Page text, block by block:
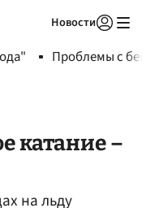
Новости
Проблемы с
катание –
на льду